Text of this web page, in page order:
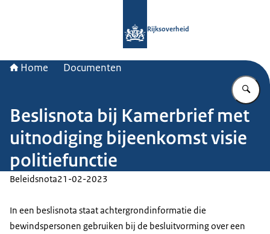
Rijksoverheid
Home Documenten
Beslisnota bij Kamerbrief met
uitnodiging bijeenkomst visie
politiefunctie
Beleidsnota21-02-2023
In een beslisnota staat achtergrondinformatie die
bewindspersonen gebruiken bij de besluitvorming over een